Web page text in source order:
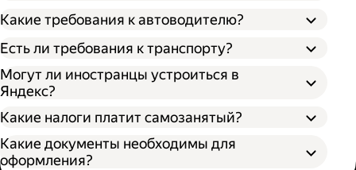
Какие требования к автоводителю?
Есть ли требования к транспорту?
Могут ли иностранцы устроиться в
Яндекс?
Какие налоги платит самозанятый?
Какие документы необходимы для
оформления?